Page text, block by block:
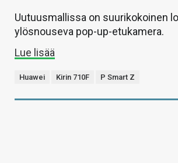
Uutuusmallissa on suurikokoinen
ylösnouseva pop-up-etukamera.
Lue lisää
Huawei Kirin 710F P Smart Z